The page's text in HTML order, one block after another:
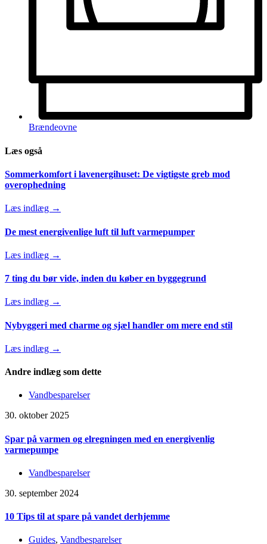
Brændeovne
Læs også
Sommerkomfort i lavenergihuset: De vigtigste greb mod
overophedning
Læs indlæg →
De mest energivenlige luft til luft varmepumper
Læs indlæg →
7 ting du bør vide, inden du køber en byggegrund
Læs indlæg →
Nybyggeri med charme og sjæl handler om mere end stil
Læs indlæg →
Andre indlæg som dette
Vandbesparelser
30. oktober 2025
Spar på varmen og elregningen med en energivenlig
varmepumpe
Vandbesparelser
30. september 2024
10 Tips til at spare på vandet derhjemme
Guides, Vandbesparelser